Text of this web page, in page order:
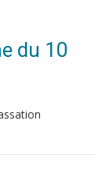
du 10